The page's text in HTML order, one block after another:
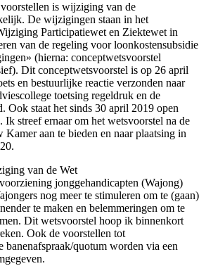
is wijziging van de
De wijzigingen staan in het
Participatiewet en Ziektewet in
van de regeling voor loonkostensubsidie
(hierna: conceptwetsvoorstel
Dit conceptwetsvoorstel is op 26 april
en bestuurlijke reactie verzonden naar
toetsing regeldruk en de
Ook staat het sinds 30 april 2019 open
Ik streef ernaar om het wetsvoorstel na de
Kamer aan te bieden en naar plaatsing in
van de Wet
jonggehandicapten (Wajong)
nog meer te stimuleren om te (gaan)
te maken en belemmeringen om te
Dit wetsvoorstel hoop ik binnenkort
Ook de voorstellen tot
banenafspraak/quotum worden via een